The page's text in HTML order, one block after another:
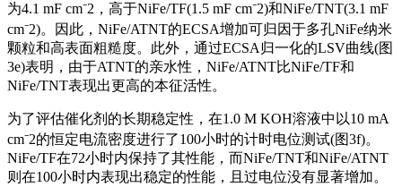
为4.1 mF cm⁻2，高于NiFe/TF(1.5 mF cm⁻2)和NiFe/TNT(3.1 mF
cm⁻2)。因此，NiFe/ATNT的ECSA增加可归因于多孔NiFe纳米
颗粒和高表面粗糙度。此外，通过ECSA归一化的LSV曲线(图
3e)表明，由于ATNT的亲水性，NiFe/ATNT比NiFe/TF和
NiFe/TNT表现出更高的本征活性。
为了评估催化剂的长期稳定性，在1.0 M KOH溶液中以10 mA
cm⁻2的恒定电流密度进行了100小时的计时电位测试(图3f)。
NiFe/TF在72小时内保持了其性能，而NiFe/TNT和NiFe/ATNT
则在100小时内表现出稳定的性能，且过电位没有显著增加。